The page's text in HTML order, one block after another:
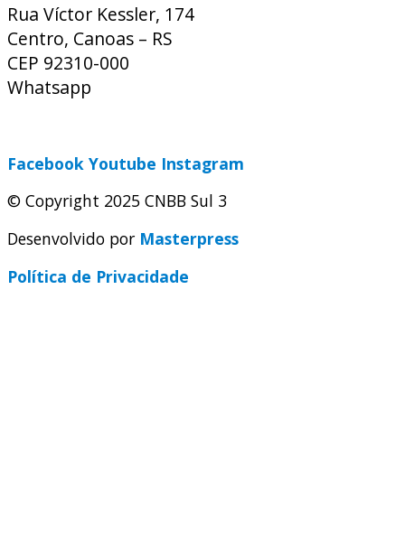
Rua Víctor Kessler, 174
Centro, Canoas – RS
CEP 92310-000
Whatsapp
Facebook Youtube Instagram
© Copyright 2025 CNBB Sul 3
Desenvolvido por Masterpress
Política de Privacidade